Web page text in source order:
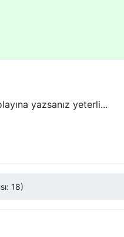
yazsanız yeterli...
18)